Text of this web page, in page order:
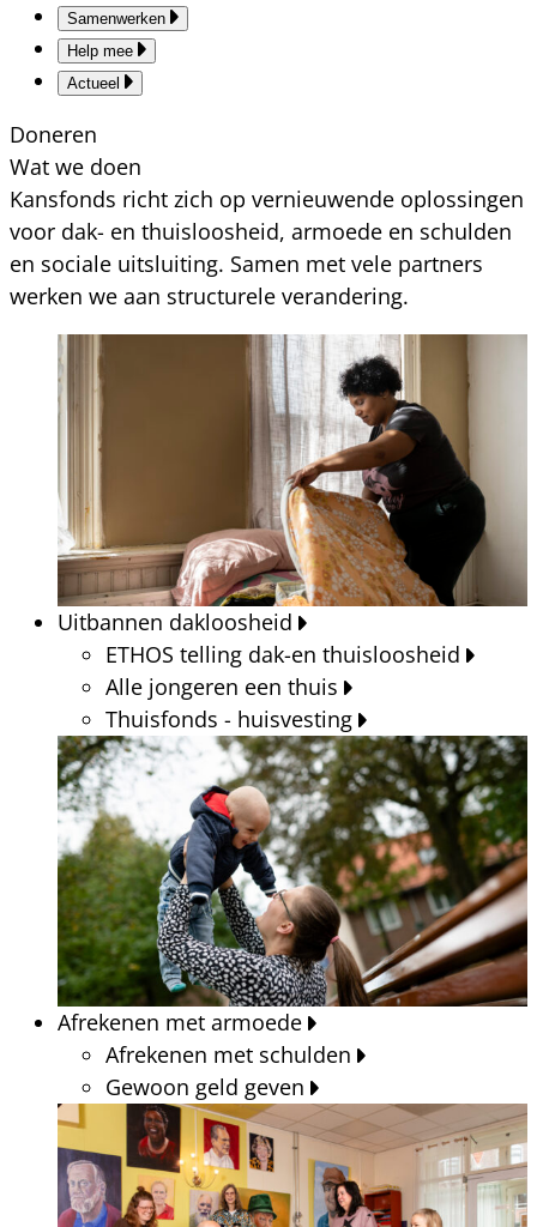
Samenwerken
Help mee
Actueel
Doneren
Wat we doen
Kansfonds richt zich op vernieuwende oplossingen
voor dak- en thuisloosheid, armoede en schulden
en sociale uitsluiting. Samen met vele partners
werken we aan structurele verandering.
Uitbannen dakloosheid
ETHOS telling dak-en thuisloosheid
Alle jongeren een thuis
Thuisfonds - huisvesting
Afrekenen met armoede
Afrekenen met schulden
Gewoon geld geven